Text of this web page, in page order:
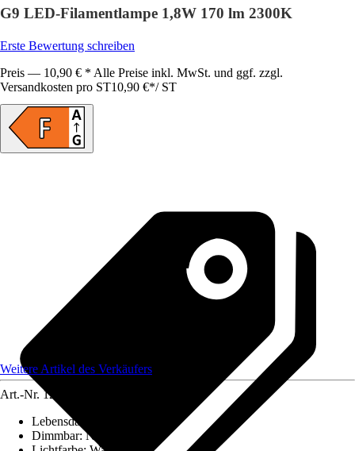
G9 LED-Filamentlampe 1,8W 170 lm 2300K
Erste Bewertung schreiben
Preis — 10,90 € * Alle Preise inkl. MwSt. und ggf. zzgl.
Versandkosten pro ST10,90 €*/ ST
Weitere Artikel des Verkäufers
Art.-Nr. 12174476
Lebensdauer
Dimmbar:Nein